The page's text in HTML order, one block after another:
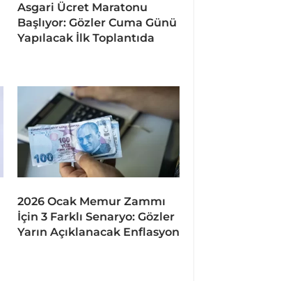
Asgari Ücret Maratonu
Başlıyor: Gözler Cuma Günü
Yapılacak İlk Toplantıda
2026 Ocak Memur Zammı
İçin 3 Farklı Senaryo: Gözler
Yarın Açıklanacak Enflasyon